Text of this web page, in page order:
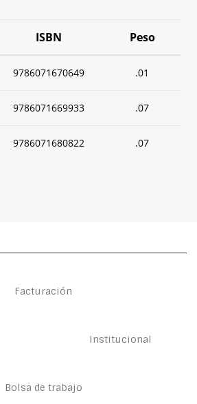
ISBN Peso
9786071670649 .01
9786071669933 .07
9786071680822 .07
Facturación
Institucional
Bolsa de trabajo